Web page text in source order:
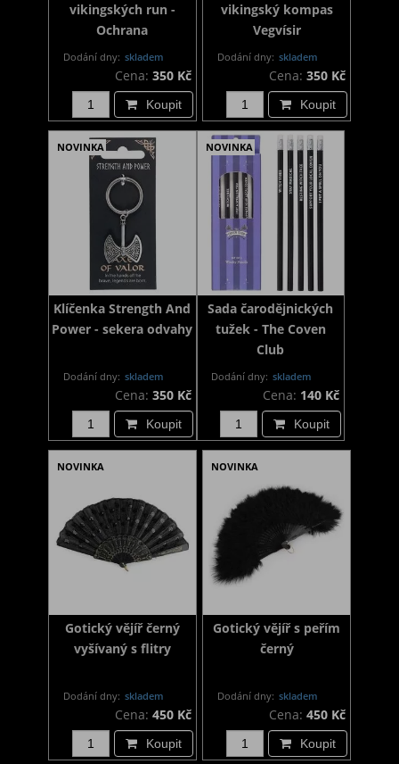
vikingských run -
Ochrana
Dodání dny: skladem
Cena: 350 Kč
Koupit
vikingský kompas
Vegvísir
Dodání dny: skladem
Cena: 350 Kč
Koupit
NOVINKA
Klíčenka Strength And
Power - sekera odvahy
Dodání dny: skladem
Cena: 350 Kč
Koupit
NOVINKA
Sada čarodějnických
tužek - The Coven
Club
Dodání dny: skladem
Cena: 140 Kč
Koupit
NOVINKA
Gotický vějíř černý
vyšívaný s flitry
Dodání dny: skladem
Cena: 450 Kč
Koupit
NOVINKA
Gotický vějíř s peřím
černý
Dodání dny: skladem
Cena: 450 Kč
Koupit